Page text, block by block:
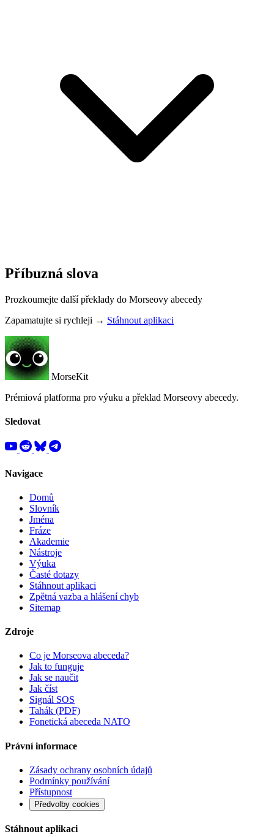
Příbuzná slova
Prozkoumejte další překlady do Morseovy abecedy
Zapamatujte si rychleji → Stáhnout aplikaci
MorseKit
Prémiová platforma pro výuku a překlad Morseovy abecedy.
Sledovat
Navigace
Domů
Slovník
Jména
Fráze
Akademie
Nástroje
Výuka
Časté dotazy
Stáhnout aplikaci
Zpětná vazba a hlášení chyb
Sitemap
Zdroje
Co je Morseova abeceda?
Jak to funguje
Jak se naučit
Jak číst
Signál SOS
Tahák (PDF)
Fonetická abeceda NATO
Právní informace
Zásady ochrany osobních údajů
Podmínky používání
Přístupnost
Předvolby cookies
Stáhnout aplikaci